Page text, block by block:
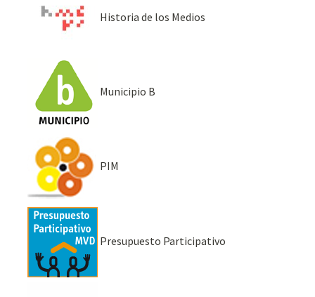
Historia de los Medios
Municipio B
PIM
Presupuesto Participativo